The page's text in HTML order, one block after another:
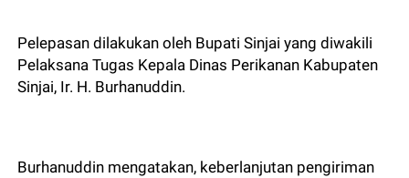
Pelepasan dilakukan oleh Bupati Sinjai yang diwakili
Pelaksana Tugas Kepala Dinas Perikanan Kabupaten
Sinjai, Ir. H. Burhanuddin.
Burhanuddin mengatakan, keberlanjutan pengiriman